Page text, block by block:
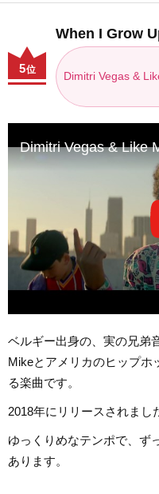
When I Grow
Dimitri Vegas &
5位
Dimitri Vegas & Like
ベルギー出身の、実の兄弟
Mikeとアメリカのヒップホ
る楽曲です。
2018年にリリースされまし
ゆっくりめなテンポで、ず
あります。